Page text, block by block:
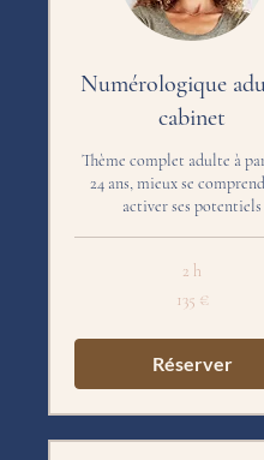
Numérologique
cabinet
Thème complet adulte à
24 ans, mieux se
activer ses potentiels
2 h
135 €
Réserver